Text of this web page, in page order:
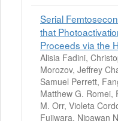
Serial
that
Proceeds via the
Alisia Fadini,
Morozov, Jeffrey
Samuel Perrett,
Matthew G. Romei,
M. Orr, Violeta
Fujiwara, Nipawan